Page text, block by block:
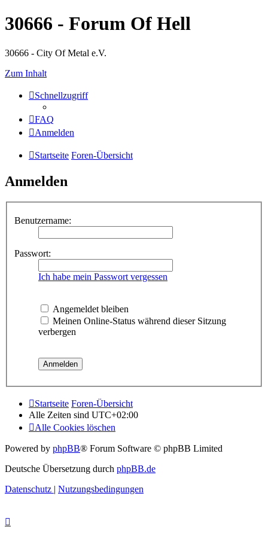
30666 - Forum Of Hell
30666 - City Of Metal e.V.
Zum Inhalt
Schnellzugriff
FAQ
Anmelden
Startseite Foren-Übersicht
Anmelden
Benutzername:
Passwort:
Ich habe mein Passwort vergessen
Angemeldet bleiben
Meinen Online-Status während dieser Sitzung
verbergen
Startseite Foren-Übersicht
Alle Zeiten sind UTC+02:00
Alle Cookies löschen
Powered by phpBB® Forum Software © phpBB Limited
Deutsche Übersetzung durch phpBB.de
Datenschutz | Nutzungsbedingungen